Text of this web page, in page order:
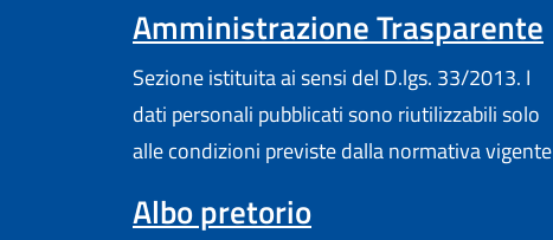
Amministrazione Trasparente
Sezione istituita ai sensi del D.lgs. 33/2013. I
dati personali pubblicati sono riutilizzabili solo
alle condizioni previste dalla normativa vigente
Albo pretorio